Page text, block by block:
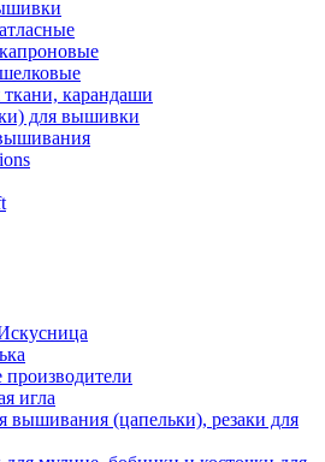
карандаши
для вышивки
игла
(цапельки), резаки для